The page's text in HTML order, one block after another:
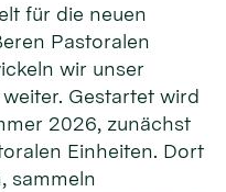
für die neuen
Pastoralen
wir unser
Gestartet wird
2026, zunächst
Einheiten. Dort
sammeln